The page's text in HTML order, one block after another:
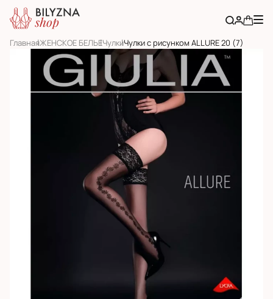
ГлавнаяЖЕНСКОЕ БЕЛЬЕЧулкиЧулки с рисунком ALLURE 20 (7)